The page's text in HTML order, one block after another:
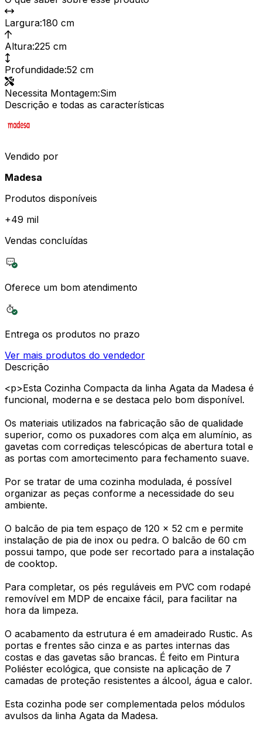
Largura:180 cm
Altura:225 cm
Profundidade:52 cm
Necessita Montagem:Sim
Descrição e todas as características
Vendido por
Madesa
Produtos disponíveis
+49 mil
Vendas concluídas
Oferece um bom atendimento
Entrega os produtos no prazo
Ver mais produtos do vendedor
Descrição
<p>Esta Cozinha Compacta da linha Agata da Madesa é
funcional, moderna e se destaca pelo bom disponível.
Os materiais utilizados na fabricação são de qualidade
superior, como os puxadores com alça em alumínio, as
gavetas com corrediças telescópicas de abertura total e
as portas com amortecimento para fechamento suave.
Por se tratar de uma cozinha modulada, é possível
organizar as peças conforme a necessidade do seu
ambiente.
O balcão de pia tem espaço de 120 x 52 cm e permite
instalação de pia de inox ou pedra. O balcão de 60 cm
possui tampo, que pode ser recortado para a instalação
de cooktop.
Para completar, os pés reguláveis em PVC com rodapé
removível em MDP de encaixe fácil, para facilitar na
hora da limpeza.
O acabamento da estrutura é em amadeirado Rustic. As
portas e frentes são cinza e as partes internas das
costas e das gavetas são brancas. É feito em Pintura
Poliéster ecológica, que consiste na aplicação de 7
camadas de proteção resistentes a álcool, água e calor.
Esta cozinha pode ser complementada pelos módulos
avulsos da linha Agata da Madesa.